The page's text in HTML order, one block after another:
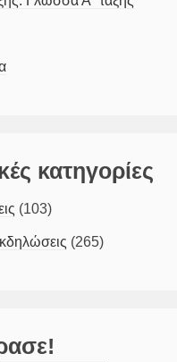
κατηγορίες
(103)
(265)